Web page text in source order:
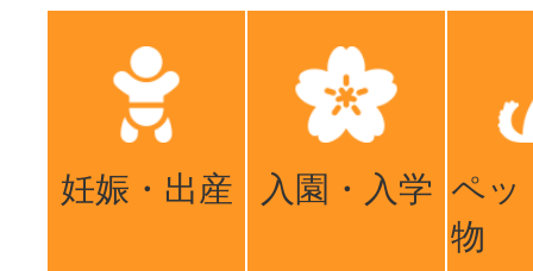
妊娠・出産 入園・入学 ペッ
物